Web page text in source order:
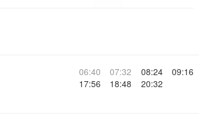
06:40 07:32 08:24 09:16
17:56
18:48 20:32